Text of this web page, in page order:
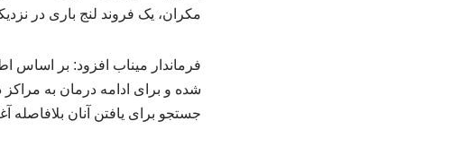
مکران، یک فروند لنج باری در
جستجو برای یافتن آنان بلافاصله